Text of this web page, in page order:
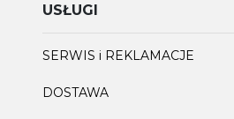
USŁUGI
SERWIS i REKLAMACJE
DOSTAWA